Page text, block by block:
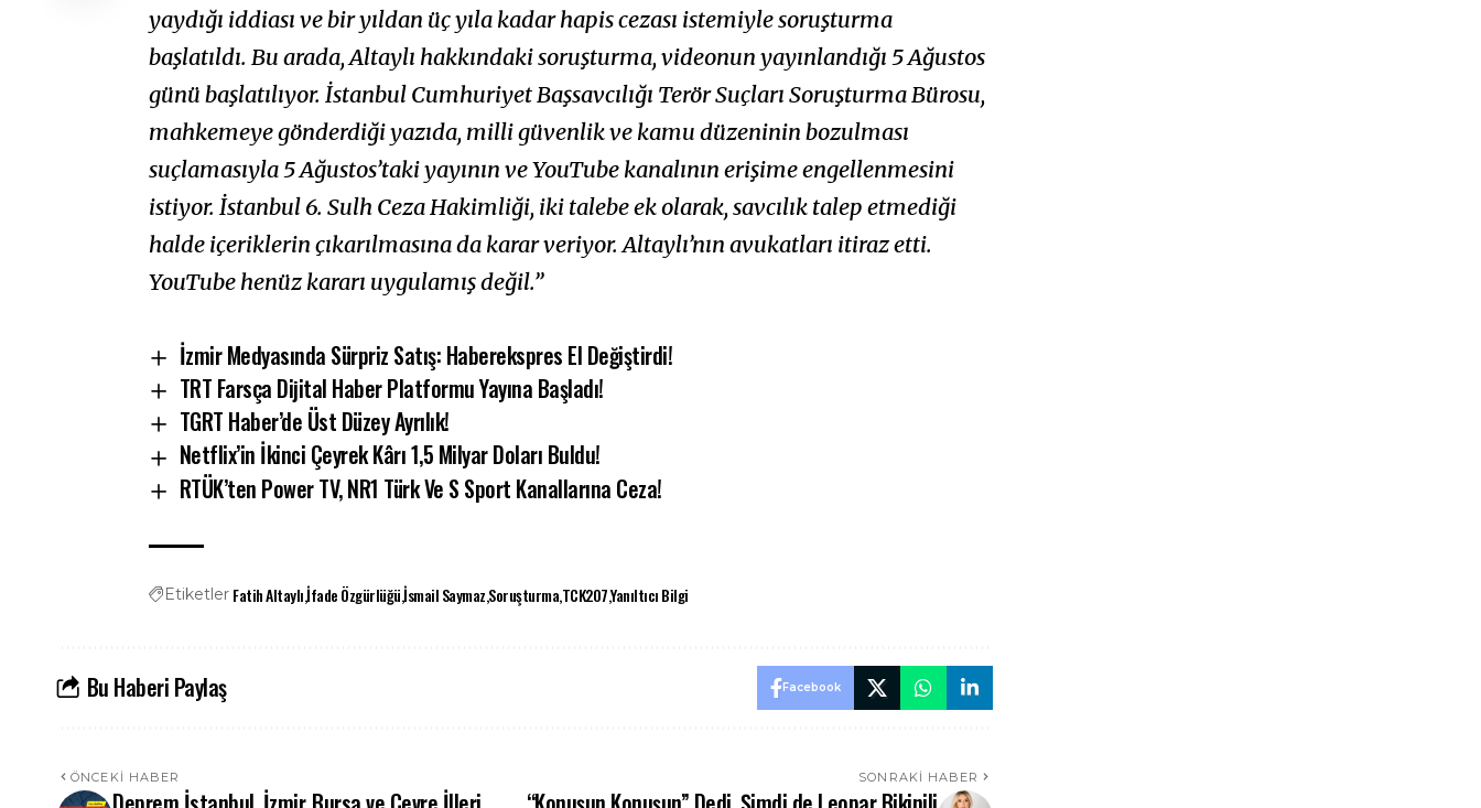
yaydığı iddiası ve bir yıldan üç yıla kadar hapis cezası istemiyle soruşturma
başlatıldı. Bu arada, Altaylı hakkındaki soruşturma, videonun yayınlandığı 5 Ağustos
günü başlatılıyor. İstanbul Cumhuriyet Başsavcılığı Terör Suçları Soruşturma Bürosu,
mahkemeye gönderdiği yazıda, milli güvenlik ve kamu düzeninin bozulması
suçlamasıyla 5 Ağustos’taki yayının ve YouTube kanalının erişime engellenmesini
istiyor. İstanbul 6. Sulh Ceza Hakimliği, iki talebe ek olarak, savcılık talep etmediği
halde içeriklerin çıkarılmasına da karar veriyor. Altaylı’nın avukatları itiraz etti.
YouTube henüz kararı uygulamış değil.”
İzmir Medyasında Sürpriz Satış: Haberekspres El Değiştirdi!
TRT Farsça Dijital Haber Platformu Yayına Başladı!
TGRT Haber’de Üst Düzey Ayrılık!
Netflix’in İkinci Çeyrek Kârı 1,5 Milyar Doları Buldu!
RTÜK’ten Power TV, NR1 Türk Ve S Sport Kanallarına Ceza!
Etiketler Fatih Altaylıİfade Özgürlüğüİsmail SaymazSoruşturmaTCK207Yanıltıcı Bilgi
Bu Haberi Paylaş Facebook
ÖNCEKI HABER SONRAKI HABER